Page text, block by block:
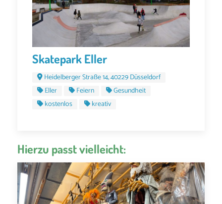
Skatepark Eller
Heidelberger Straße 14, 40229 Düsseldorf
Eller
Feiern
Gesundheit
kostenlos
kreativ
Hierzu passt vielleicht: